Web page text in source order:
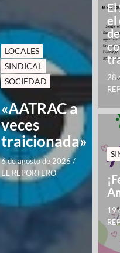
LOCALES
SINDICAL
SOCIEDAD
«AATRAC a
veces
traicionada»
6 de agosto de 2026/
EL REPORTERO
El
el
28
19